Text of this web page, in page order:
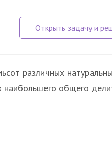
различных
общего